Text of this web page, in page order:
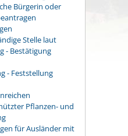
Bürgerin oder
Stelle laut
- Bestätigung
- Feststellung
Pflanzen- und
für Ausländer mit